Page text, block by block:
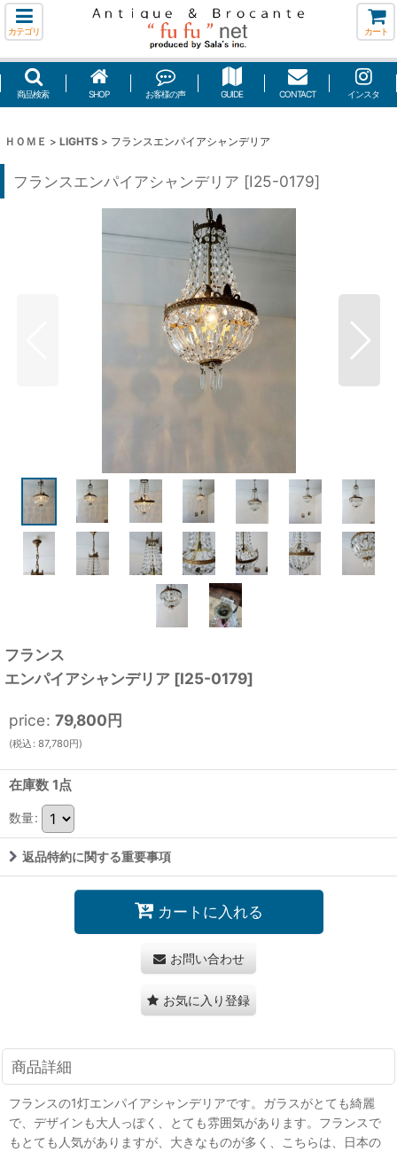
カテゴリ カート
商品検索 SHOP お客様の声 GUIDE CONTACT インスタ
ＨＯＭＥ > LIGHTS > フランスエンパイアシャンデリア
フランスエンパイアシャンデリア [I25-0179]
フランス
エンパイアシャンデリア [I25-0179]
price: 79,800円
(税込 : 87,780円)
在庫数 1点
数量:
返品特約に関する重要事項
カートに入れる
お問い合わせ
お気に入り登録
商品詳細
フランスの1灯エンパイアシャンデリアです。ガラスがとても綺麗
で、デザインも大人っぽく、とても雰囲気があります。フランスで
もとても人気がありますが、大きなものが多く、こちらは、日本の